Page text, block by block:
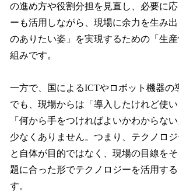
の進め方や役割分担を見直し、必要に
ーも活用しながら、現場に余力を生み
のありたい姿」を実現するための「生
組みです。
一方で、国によるICTやロボット機器の
でも、現場からは「導入したけれど使い
「何から手をつければよいかわからな
少なくありません。つまり、テクノロ
と自体が目的ではなく、現場の目線を
題に合った形でテクノロジーを活用す
す。